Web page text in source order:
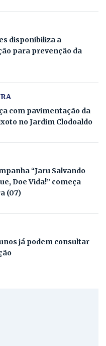
disponibiliza a
para prevenção da
com pavimentação da
no Jardim Clodoaldo
“Jaru Salvando
Doe Vida!” começa
(07)
já podem consultar